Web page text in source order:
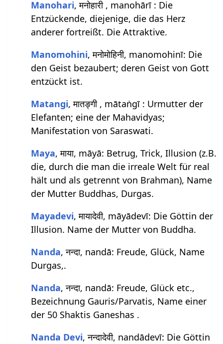
Manohari, मनोहारी , manohārī : Die
Entzückende, diejenige, die das Herz
anderer fortreißt. Die Attraktive.
Manomohini, मनोमोहिनी, manomohinī: Die
den Geist bezaubert; deren Geist von Gott
entzückt ist.
Matangi, मातङ्गी , mātaṅgī : Urmutter der
Elefanten; eine der Mahavidyas;
Manifestation von Saraswati.
Maya, माया, māyā: Betrug, Trick, Illusion (z.B.
die, durch die man die irreale Welt für real
hält und als getrennt von Brahman), Name
der Mutter Buddhas, Durgas.
Mayadevi, मायादेवी, māyādevī: Die Göttin der
Illusion. Name der Mutter von Buddha.
Nanda, नन्दा, nandā: Freude, Glück, Name
Durgas,.
Nanda, नन्दा, nandā: Freude, Glück etc.,
Bezeichnung Gauris/Parvatis, Name einer
der 50 Shaktis Ganeshas .
Nanda Devi, नन्दादेवी, nandādevī: Die Göttin